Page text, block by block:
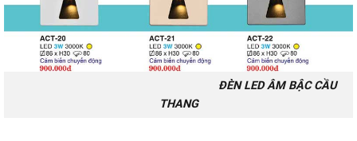
ĐÈN LED ÂM BẬC CẦU
THANG